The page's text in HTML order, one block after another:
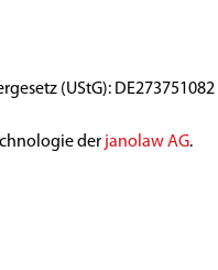
(UStG): DE273751082
der janolaw AG.